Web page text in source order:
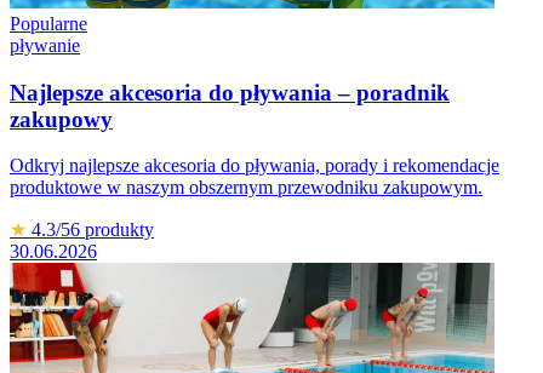
Popularne
pływanie
Najlepsze akcesoria do pływania – poradnik
zakupowy
Odkryj najlepsze akcesoria do pływania, porady i rekomendacje
produktowe w naszym obszernym przewodniku zakupowym.
★ 4.3/56 produkty
30.06.2026